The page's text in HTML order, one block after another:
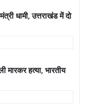
धामी, उत्तराखंड में दो
मारकर हत्या, भारतीय